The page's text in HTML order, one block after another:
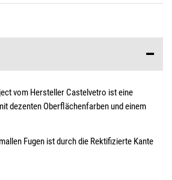
vom Hersteller Castelvetro ist eine
dezenten Oberflächenfarben und einem
Fugen ist durch die Rektifizierte Kante